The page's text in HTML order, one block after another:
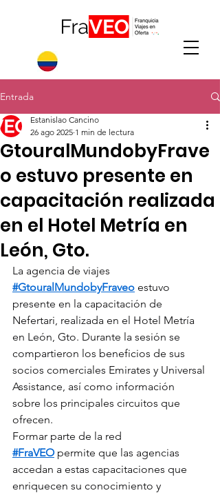
Entrada
GtouralMundobyFrave
o estuvo presente en
capacitación realizada
en el Hotel Metría en
León, Gto.
Estanislao Cancino
26 ago 2025 1 min de lectura
La agencia de viajes
#GtouralMundobyFraveo estuvo
presente en la capacitación de
Nefertari, realizada en el Hotel Metría
en León, Gto. Durante la sesión se
compartieron los beneficios de sus
socios comerciales Emirates y Universal
Assistance, así como información
sobre los principales circuitos que
ofrecen.
Formar parte de la red
#FraVEO permite que las agencias
accedan a estas capacitaciones que
enriquecen su conocimiento y